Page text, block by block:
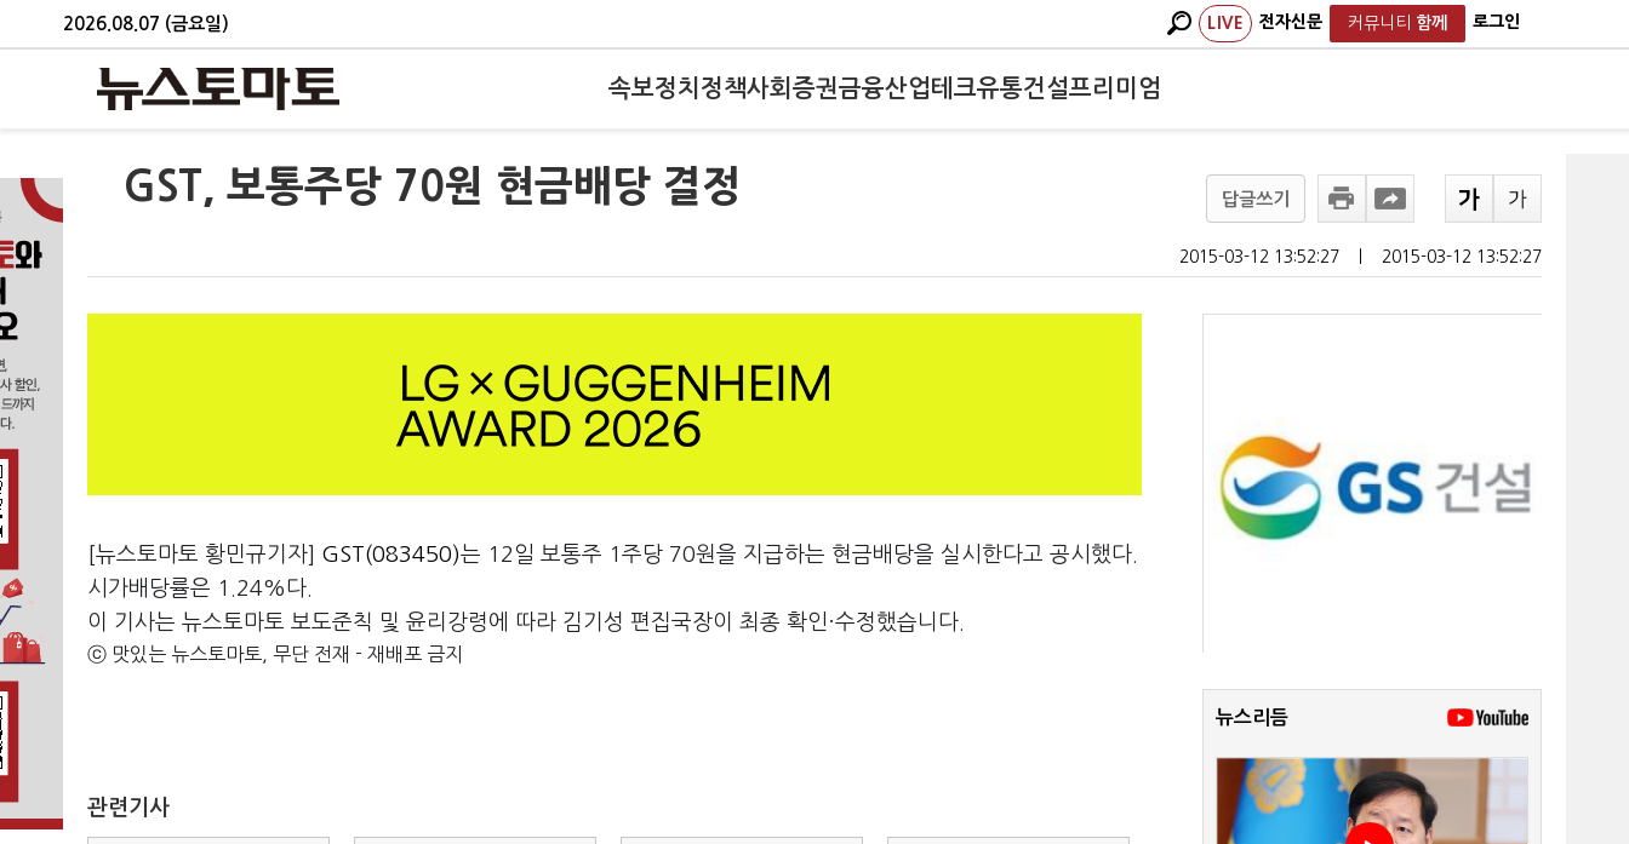
2026.08.07 (금요일) LIVE 전자신문 커뮤니티 함께 로그인
속보정치 정책사회 증권금융산업테크유통건설프리미엄
GST, 보통주당 70원 현금배당 결정 답글쓰기
2015-03-12 13:52:27 2015-03-12 13:52:27
[뉴스토마토 황민규기자] GST(083450)는 12일 보통주 1주당 70원을 지급하는 현금배당을 실시한다고 공시했다.
시가배당률은 1.24%다.
이 기사는 뉴스토마토 보도준칙 및 윤리강령에 따라 김기성 편집국장이 최종 확인·수정했습니다.
ⓒ 맛있는 뉴스토마토, 무단 전재 - 재배포 금지
관련기사
뉴스리듬